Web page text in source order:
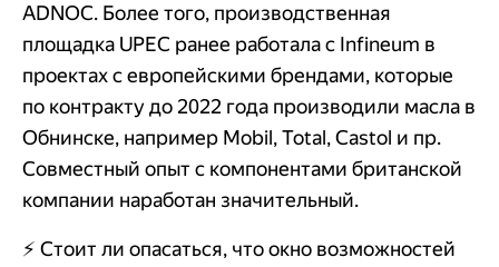
ADNOC. Более того, производственная
площадка UPEC ранее работала с Infineum в
проектах с европейскими брендами, которые
по контракту до 2022 года производили масла в
Обнинске, например Mobil, Total, Castol и пр.
Совместный опыт с компонентами британской
компании наработан значительный.
⚡️ Стоит ли опасаться, что окно возможностей